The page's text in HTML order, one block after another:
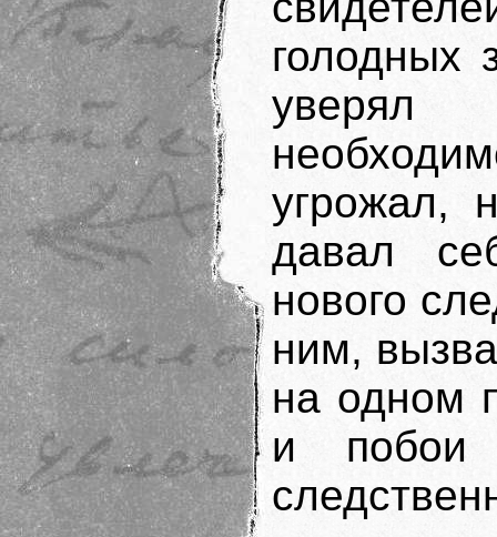
голодных
уверял
угрожал,
давал
нового
ним,
на одном
и побои